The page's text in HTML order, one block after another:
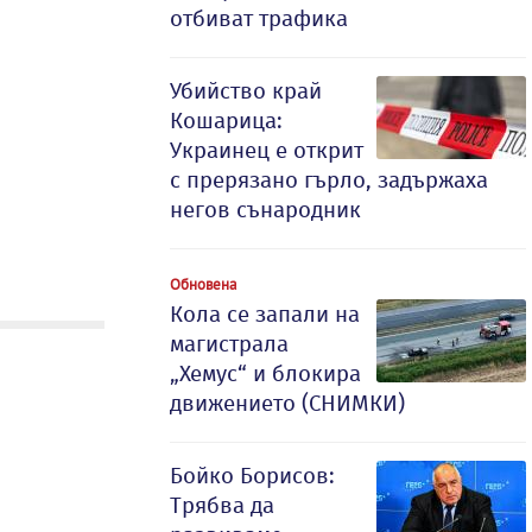
отбиват трафика
Убийство край
Кошарица:
Украинец е открит
с прерязано гърло, задържаха
негов сънародник
Обновена
Кола се запали на
магистрала
„Хемус“ и блокира
движението (СНИМКИ)
Бойко Борисов:
Трябва да